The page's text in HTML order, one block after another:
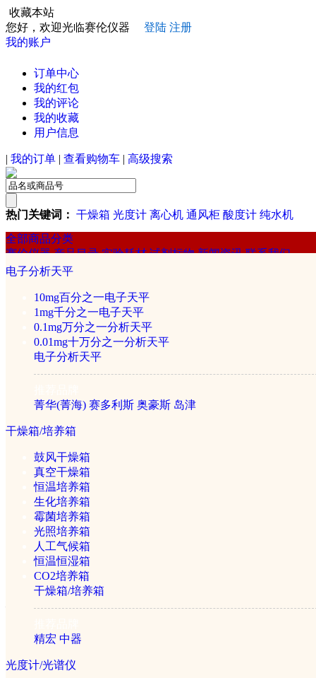
收藏本站
您好，欢迎光临赛伦仪器
登陆 注册
我的账户
订单中心
我的红包
我的评论
我的收藏
用户信息
| 我的订单 | 查看购物车 | 高级搜索
热门关键词： 干燥箱 光度计 离心机 通风柜 酸度计 纯水机
全部商品分类
电子分析天平
10mg百分之一电子天平
1mg千分之一电子天平
0.1mg万分之一分析天平
0.01mg十万分之一分析天平
电子分析天平
菁华(菁海) 赛多利斯 奥豪斯 岛津
干燥箱/培养箱
鼓风干燥箱
真空干燥箱
恒温培养箱
生化培养箱
霉菌培养箱
光照培养箱
人工气候箱
恒温恒湿箱
CO2培养箱
干燥箱/培养箱
精宏 中器
光度计/光谱仪
赛伦仪器产品目录 实验耗材 试剂标物 新闻资讯 联系我们
试剂/标准物质
试剂盒
水质检测试剂盒
免疫亲和柱
标准品
霉菌毒素标准品
培养基
热卖推荐